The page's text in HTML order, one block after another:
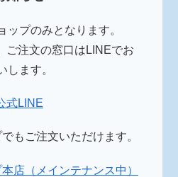
ップのみとなります。
ご注文の窓口はLINEでお
します。
式LINE
もご注文いただけます。
店（メインテナンス中）